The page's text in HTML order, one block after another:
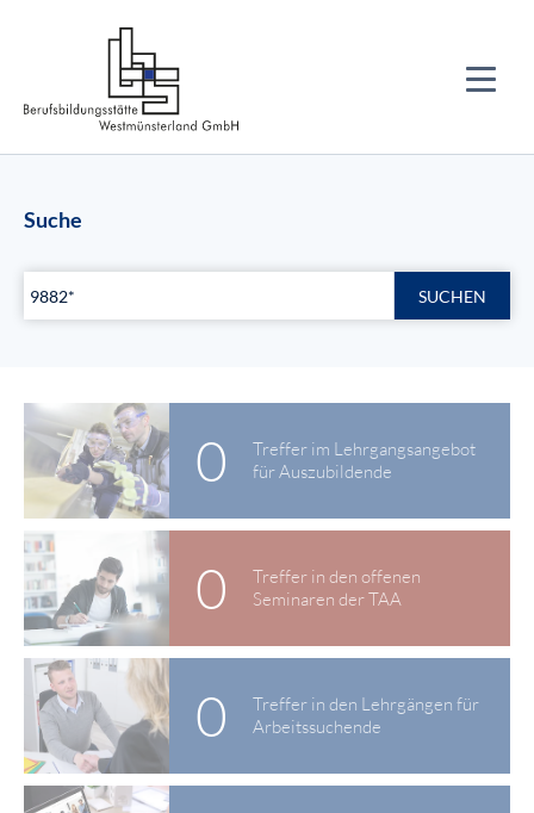
Suche
SUCHEN
0
Treffer im Lehrgangsangebot
für Auszubildende
0
Treffer in den offenen
Seminaren der TAA
0
Treffer in den Lehrgängen für
Arbeitssuchende